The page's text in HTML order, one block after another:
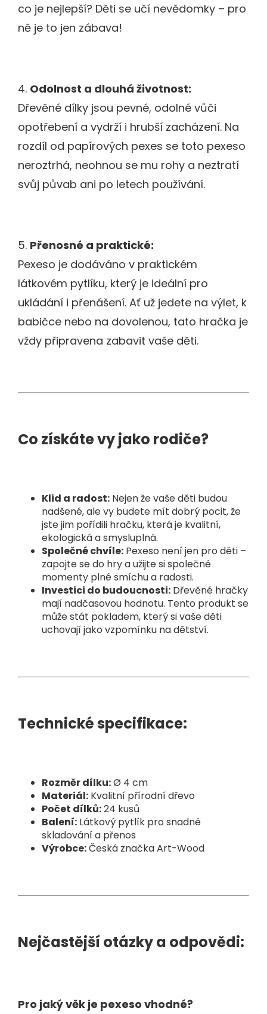
co je nejlepší? Děti se učí nevědomky – pro
ně je to jen zábava!
4. Odolnost a dlouhá životnost:
Dřevěné dílky jsou pevné, odolné vůči
opotřebení a vydrží i hrubší zacházení. Na
rozdíl od papírových pexes se toto pexeso
neroztrhá, neohnou se mu rohy a neztratí
svůj půvab ani po letech používání.
5. Přenosné a praktické:
Pexeso je dodáváno v praktickém
látkovém pytlíku, který je ideální pro
ukládání i přenášení. Ať už jedete na výlet, k
babičce nebo na dovolenou, tato hračka je
vždy připravena zabavit vaše děti.
Co získáte vy jako rodiče?
Klid a radost: Nejen že vaše děti budou
nadšené, ale vy budete mít dobrý pocit, že
jste jim pořídili hračku, která je kvalitní,
ekologická a smysluplná.
Společné chvíle: Pexeso není jen pro děti –
zapojte se do hry a užijte si společné
momenty plné smíchu a radosti.
Investici do budoucnosti: Dřevěné hračky
mají nadčasovou hodnotu. Tento produkt se
může stát pokladem, který si vaše děti
uchovají jako vzpomínku na dětství.
Technické specifikace:
Rozměr dílku:Ø 4 cm
Materiál: Kvalitní přírodní dřevo
Počet dílků:24 kusů
Balení: Látkový pytlík pro snadné
skladování a přenos
Výrobce:Česká značka Art-Wood
Nejčastější otázky a odpovědi:
Pro jaký věk je pexeso vhodné?